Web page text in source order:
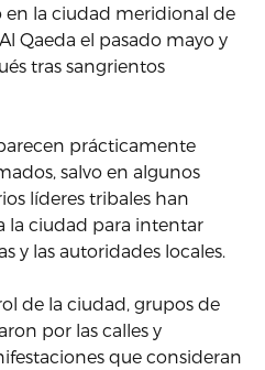
en la ciudad meridional de
Qaeda el pasado mayo y
tras sangrientos
prácticamente
salvo en algunos
líderes tribales han
la ciudad para intentar
y las autoridades locales.
de la ciudad, grupos de
por las calles y
que consideran